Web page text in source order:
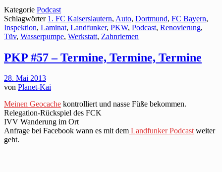
Kategorie Podcast
Schlagwörter 1. FC Kaiserslautern, Auto, Dortmund, FC Bayern,
Inspektion, Laminat, Landfunker, PKW, Podcast, Renovierung,
Tüv, Wasserpumpe, Werkstatt, Zahnriemen
PKP #57 – Termine, Termine, Termine
28. Mai 2013
von Planet-Kai
Meinen Geocache kontrolliert und nasse Füße bekommen.
Relegation-Rückspiel des FCK
IVV Wanderung im Ort
Anfrage bei Facebook wann es mit dem Landfunker Podcastweiter
geht.